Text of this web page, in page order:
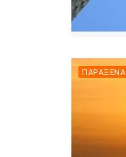
ΠΑΡΆΞΕΝΑ